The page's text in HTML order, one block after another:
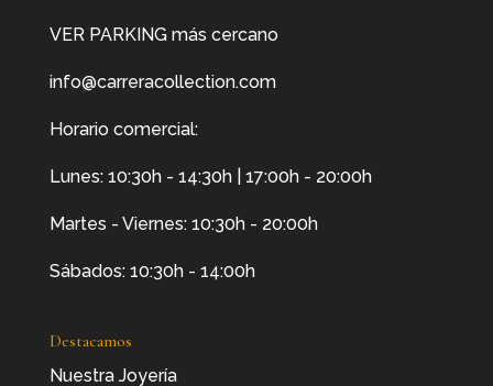
VER PARKING más cercano
info@carreracollection.com
Horario comercial:
Lunes: 10:30h - 14:30h | 17:00h - 20:00h
Martes - Viernes: 10:30h - 20:00h
Sábados: 10:30h - 14:00h
Destacamos
Nuestra Joyería